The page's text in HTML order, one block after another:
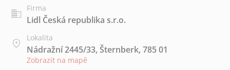
Firma
Lidl Česká republika s.r.o.
Lokalita
Nádražní 2445/33, Šternberk, 785 01
Zobrazit na mapě